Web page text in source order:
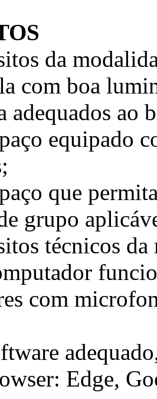
da
boa
adequados ao
equipado
que permita
grupo
técnicos da
com
adequado,
Edge,